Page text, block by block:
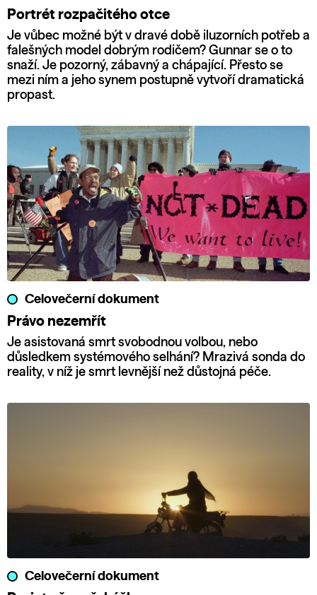
Portrét rozpačitého otce
Je vůbec možné být v dravé době iluzorních potřeb a
falešných model dobrým rodičem? Gunnar se o to
snaží. Je pozorný, zábavný a chápající. Přesto se
mezi ním a jeho synem postupně vytvoří dramatická
propast.
Celovečerní dokument
Právo nezemřít
Je asistovaná smrt svobodnou volbou, nebo
důsledkem systémového selhání? Mrazivá sonda do
reality, v níž je smrt levnější než důstojná péče.
Celovečerní dokument